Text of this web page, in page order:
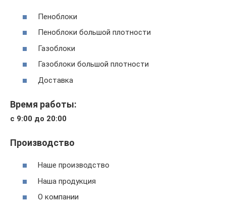
Пеноблоки
Пеноблоки большой плотности
Газоблоки
Газоблоки большой плотности
Доставка
Время работы:
с 9:00 до 20:00
Производство
Наше производство
Наша продукция
О компании